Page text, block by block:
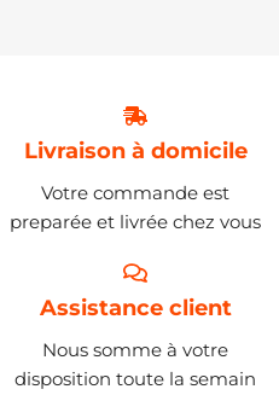
Livraison à domicile
Votre commande est
preparée et livrée chez vous
Assistance client
Nous somme à votre
disposition toute la semain